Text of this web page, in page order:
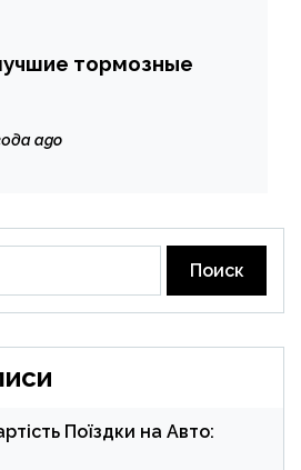
тормозные
ago
Поїздки на Авто: